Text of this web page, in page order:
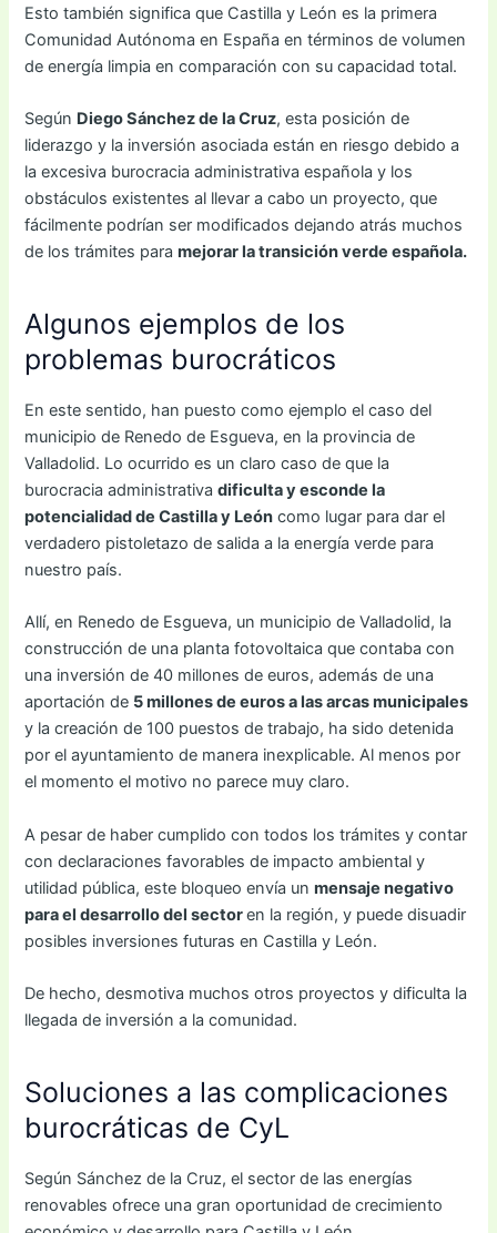
Esto también significa que Castilla y León es la primera
Comunidad Autónoma en España en términos de volumen
de energía limpia en comparación con su capacidad total.
Según Diego Sánchez de la Cruz, esta posición de
liderazgo y la inversión asociada están en riesgo debido a
la excesiva burocracia administrativa española y los
obstáculos existentes al llevar a cabo un proyecto, que
fácilmente podrían ser modificados dejando atrás muchos
de los trámites paramejorar la transición verde española.
Algunos ejemplos de los
problemas burocráticos
En este sentido, han puesto como ejemplo el caso del
municipio de Renedo de Esgueva, en la provincia de
Valladolid. Lo ocurrido es un claro caso de que la
burocracia administrativadificulta y esconde la
potencialidad de Castilla y León como lugar para dar el
verdadero pistoletazo de salida a la energía verde para
nuestro país.
Allí, en Renedo de Esgueva, un municipio de Valladolid, la
construcción de una planta fotovoltaica que contaba con
una inversión de 40 millones de euros, además de una
aportación de 5 millones de euros a las arcas municipales
y la creación de 100 puestos de trabajo, ha sido detenida
por el ayuntamiento de manera inexplicable. Al menos por
el momento el motivo no parece muy claro.
A pesar de haber cumplido con todos los trámites y contar
con declaraciones favorables de impacto ambiental y
utilidad pública, este bloqueo envía unmensaje negativo
para el desarrollo del sectoren la región, y puede disuadir
posibles inversiones futuras en Castilla y León.
De hecho, desmotiva muchos otros proyectos y dificulta la
llegada de inversión a la comunidad.
Soluciones a las complicaciones
burocráticas de CyL
Según Sánchez de la Cruz, el sector de las energías
renovables ofrece una gran oportunidad de crecimiento